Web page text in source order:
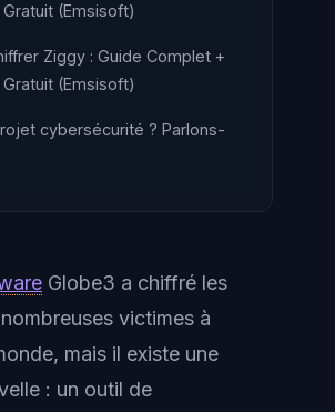
Gratuit (Emsisoft)
Ziggy : Guide Complet +
Gratuit (Emsisoft)
cybersécurité ? Parlons-
Globe3 a chiffré les
victimes à
mais il existe une
: un outil de